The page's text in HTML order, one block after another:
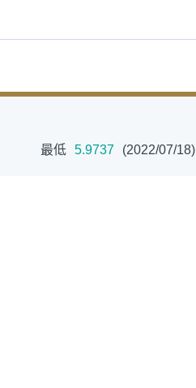
中國好時平衡
最低 5.9737 (2022/07/18)